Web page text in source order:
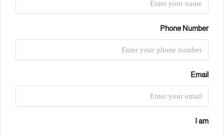
Phone Number
Email
I am